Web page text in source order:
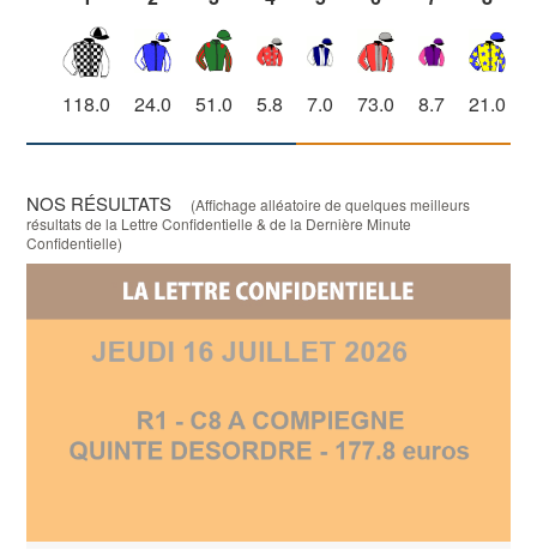
118.0 24.0 51.0 5.8 7.0 73.0 8.7 21.0
NOS RÉSULTATS
(Affichage alléatoire de quelques meilleurs
résultats de la Lettre Confidentielle & de la Dernière Minute
Confidentielle)